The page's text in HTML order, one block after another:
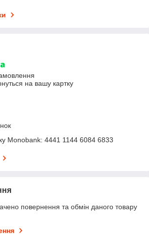
на вашу картку
Monobank: 4441 1144 6084 6833
повернення та обмін даного товару